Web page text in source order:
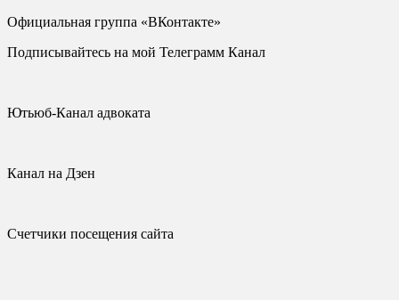
Официальная группа «ВКонтакте»
Подписывайтесь на мой Телеграмм Канал
Ютьюб-Канал адвоката
Канал на Дзен
Счетчики посещения сайта